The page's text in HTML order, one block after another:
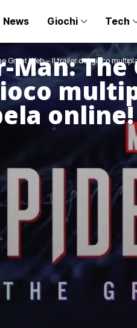
News Giochi Tech
Great Web – Il trailer del gioco
Man:
online!